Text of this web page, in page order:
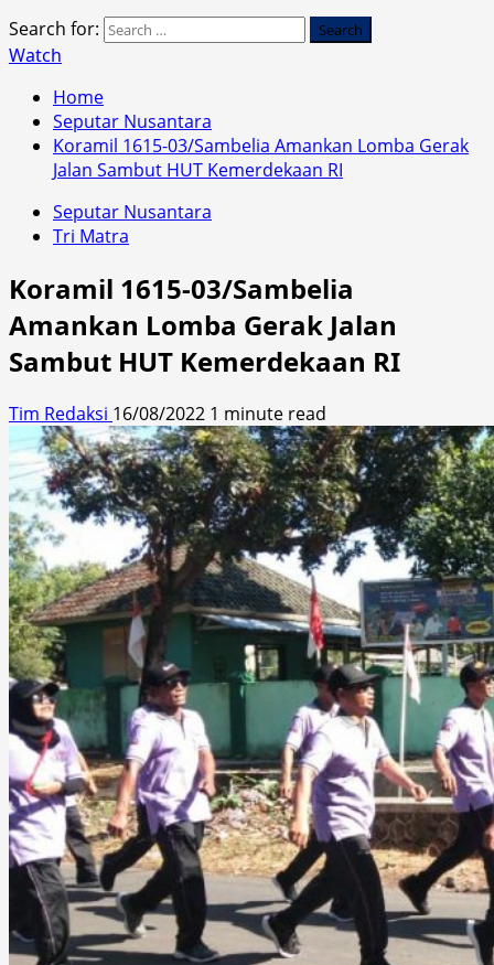
Search for:
Watch
Home
Seputar Nusantara
Koramil 1615-03/Sambelia Amankan Lomba Gerak
Jalan Sambut HUT Kemerdekaan RI
Seputar Nusantara
Tri Matra
Koramil 1615-03/Sambelia
Amankan Lomba Gerak Jalan
Sambut HUT Kemerdekaan RI
Tim Redaksi 16/08/2022 1 minute read